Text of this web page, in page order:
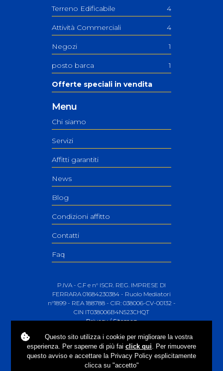
Terreno Edificabile 4
Attività Commerciali 4
Negozi 1
posto barca 1
Offerte speciali in vendita
Menu
Chi siamo
Servizi
Affitti garantiti
News
Blog
Condizioni affitto
Contatti
Faq
P.IVA - C.F e n° ISCR. REG. IMPRESE DI
FERRARA 01684230384 - Ruolo Mediatori
n°1899 - REA 188788 - CIR: 038006-CV-00132 -
CIN IT038006B4N523CHQT
Privacy/Sitemap
Questo sito utilizza i cookieper migliorare la vostra
esperienza. Per saperne di più fai click qui. Per rimuovere
questo avviso e accettare la Privacy Policy esplicitamente
clicca su "accetto"